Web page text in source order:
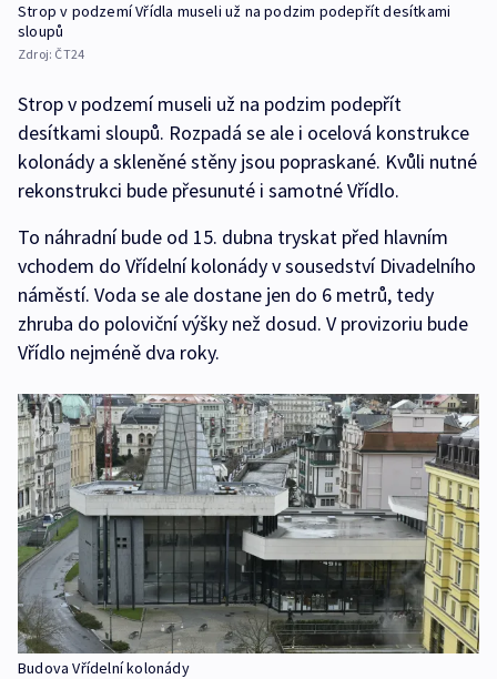
Strop v podzemí Vřídla museli už na podzim podepřít desítkami
sloupů
Zdroj: ČT24
Strop v podzemí museli už na podzim podepřít
desítkami sloupů. Rozpadá se ale i ocelová konstrukce
kolonády a skleněné stěny jsou popraskané. Kvůli nutné
rekonstrukci bude přesunuté i samotné Vřídlo.
To náhradní bude od 15. dubna tryskat před hlavním
vchodem do Vřídelní kolonády v sousedství Divadelního
náměstí. Voda se ale dostane jen do 6 metrů, tedy
zhruba do poloviční výšky než dosud. V provizoriu bude
Vřídlo nejméně dva roky.
Budova Vřídelní kolonády